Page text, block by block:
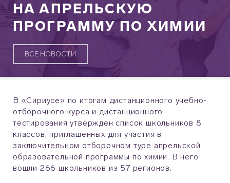
НА АПРЕЛЬСКУЮ
ПРОГРАММУ ПО ХИМИИ
ВСЕ НОВОСТИ
В «Сириусе» по итогам дистанционного учебно-
отборочного курса и дистанционного
тестирования утвержден список школьников 8
классов, приглашенных для участия в
заключительном отборочном туре апрельской
образовательной программы по химии. В него
вошли 266 школьников из 57 регионов.